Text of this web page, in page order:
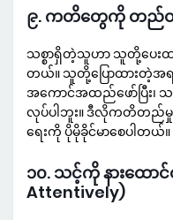
၉. ကတိတွေကို တည်တ
သစ္စာရှိတဲ့သူဟာ သူတို့ပေ
တယ်။ သူတို့ပြောထားတဲ့
အကောင်အထည်ဖော်ပြီး၊
လုပ်ပါဘူး။ ဒီလိုကတိတည်
ရေးကို ပိုမိုခိုင်မာစေပါတယ်။
၁၀. သင့်ကို နားထော
Attentively)